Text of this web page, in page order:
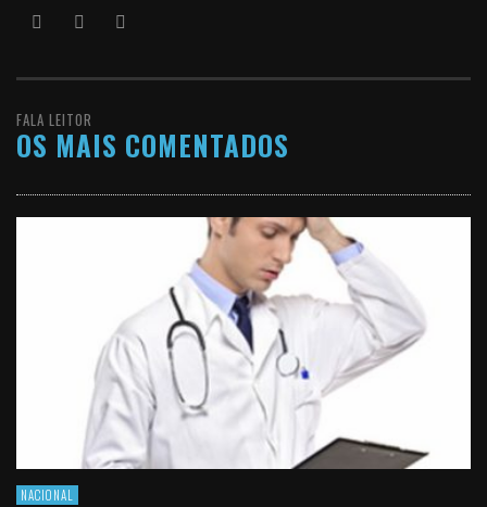
FALA LEITOR
OS MAIS COMENTADOS
NACIONAL